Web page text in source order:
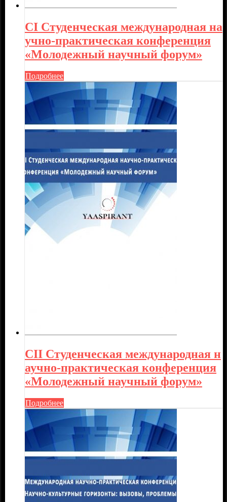
CI Студенческая международная на
учно-практическая конференция
«Молодежный научный форум»
Подробнее
CII Студенческая международная н
аучно-практическая конференция
«Молодежный научный форум»
Подробнее